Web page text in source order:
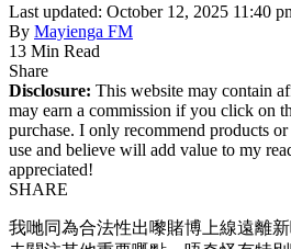
Last updated: October 12, 2025 11:40
By Mayienga FM
13 Min Read
Share
Disclosure: This website may contain
may earn a commission if you click on
purchase. I only recommend products
use and believe will add value to my
appreciated!
SHARE
我哋同為合法性出嚟賭博上線遠離